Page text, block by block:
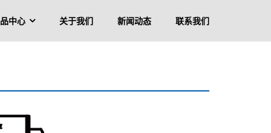
中心 关于我们 新闻动态 联系我们